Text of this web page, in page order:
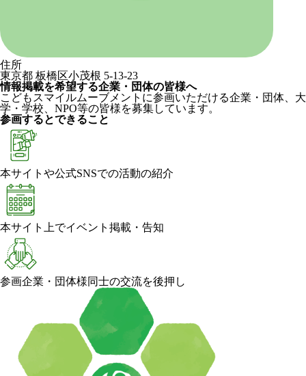
住所
東京都 板橋区小茂根 5-13-23
情報掲載を希望する企業・団体の皆様へ
こどもスマイルムーブメントに参画いただける企業・団体、大
学・学校、NPO等の皆様を募集しています。
参画するとできること
本サイトや公式SNSでの活動の紹介
本サイト上でイベント掲載・告知
参画企業・団体様同士の交流を後押し